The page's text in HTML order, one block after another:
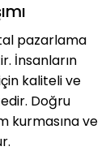
pazarlama
İnsanların
kaliteli ve
Doğru
kurmasına ve